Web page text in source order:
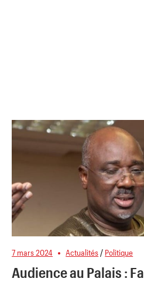
7 mars 2024 Actualités/ Politique
Audience au Palais :